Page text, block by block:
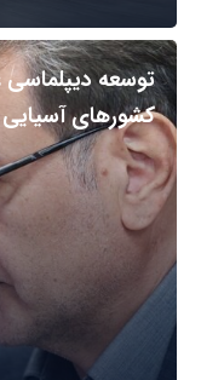
توسعه دیپلماسی
کشورهای آسیایی